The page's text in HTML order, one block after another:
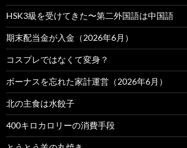
HSK3級を受けてきた〜第二外国語は中国語
期末配当金が入金（2026年6月）
コスプレではなくて変身？
ボーナスを忘れた家計運営（2026年6月）
北の主食は水餃子
400キロカロリーの消費手段